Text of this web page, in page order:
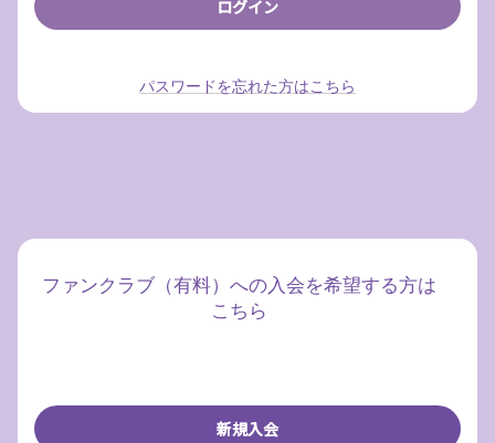
パスワードを忘れた方はこちら
ファンクラブ（有料）への入会を希望する方は
こちら